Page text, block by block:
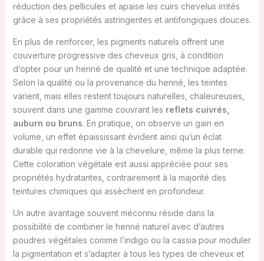
réduction des pellicules et apaise les cuirs chevelus irrités
grâce à ses propriétés astringentes et antifongiques douces.
En plus de renforcer, les pigments naturels offrent une
couverture progressive des cheveux gris, à condition
d’opter pour un henné de qualité et une technique adaptée.
Selon la qualité ou la provenance du henné, les teintes
varient, mais elles restent toujours naturelles, chaleureuses,
souvent dans une gamme couvrant les reflets cuivrés,
auburn ou bruns. En pratique, on observe un gain en
volume, un effet épaississant évident ainsi qu’un éclat
durable qui redonne vie à la chevelure, même la plus terne.
Cette coloration végétale est aussi appréciée pour ses
propriétés hydratantes, contrairement à la majorité des
teintures chimiques qui assèchent en profondeur.
Un autre avantage souvent méconnu réside dans la
possibilité de combiner le henné naturel avec d’autres
poudres végétales comme l’indigo ou la cassia pour moduler
la pigmentation et s’adapter à tous les types de cheveux et